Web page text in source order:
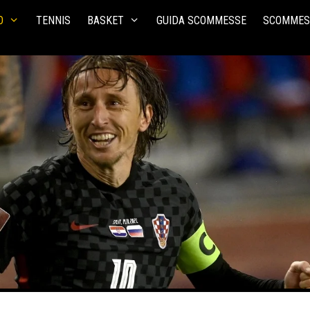
TENNIS BASKET GUIDA SCOMMESSE